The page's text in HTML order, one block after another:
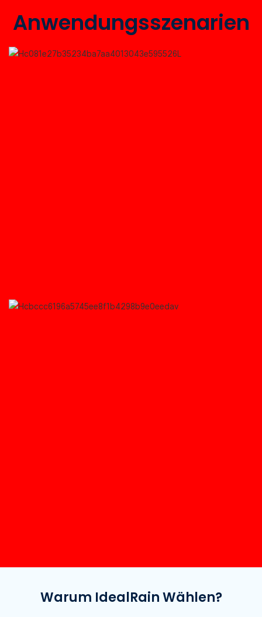
Anwendungsszenarien
Warum IdealRain Wählen?